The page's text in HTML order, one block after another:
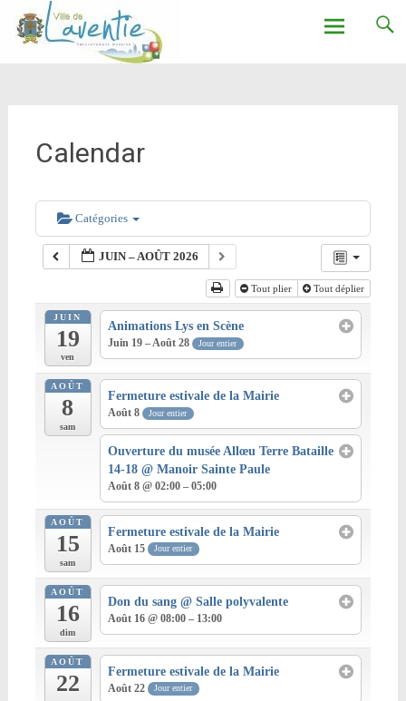
Ville de Laventie
Calendar
Catégories
JUIN – AOÛT 2026
Tout plier Tout déplier
JUIN
19
ven
Animations Lys en Scène
Juin 19 – Août 28 Jour entier
AOÛT
8
sam
Fermeture estivale de la Mairie
Août 8 Jour entier
Ouverture du musée Allœu Terre Bataille
14-18@ Manoir Sainte Paule
Août 8 @ 02:00 – 05:00
AOÛT
15
sam
Fermeture estivale de la Mairie
Août 15 Jour entier
AOÛT
16
dim
Don du sang@ Salle polyvalente
Août 16 @ 08:00 – 13:00
AOÛT
22 Fermeture estivale de la Mairie
Août 22 Jour entier